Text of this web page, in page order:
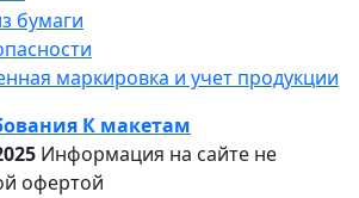
бумаги
маркировка и учет продукции
К макетам
Информация на сайте не
офертой